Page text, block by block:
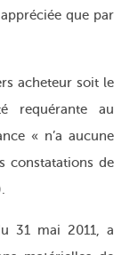
appréciée que par
acheteur soit le
requérante au
« n’a aucune
constatations de
31 mai 2011, a